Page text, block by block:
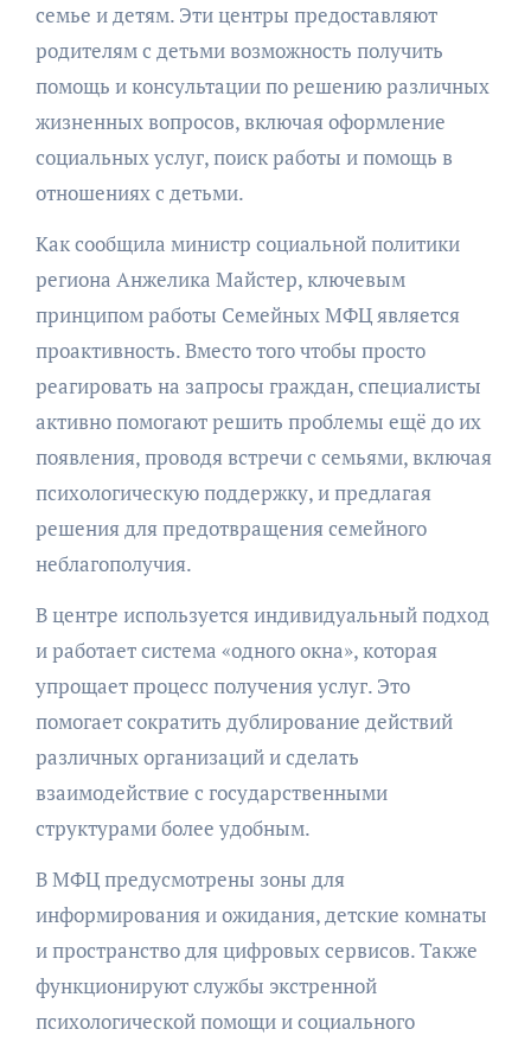
семье и детям. Эти центры предоставляют
родителям с детьми возможность получить
помощь и консультации по решению различных
жизненных вопросов, включая оформление
социальных услуг, поиск работы и помощь в
отношениях с детьми.
Как сообщила министр социальной политики
региона Анжелика Майстер, ключевым
принципом работы Семейных МФЦ является
проактивность. Вместо того чтобы просто
реагировать на запросы граждан, специалисты
активно помогают решить проблемы ещё до их
появления, проводя встречи с семьями, включая
психологическую поддержку, и предлагая
решения для предотвращения семейного
неблагополучия.
В центре используется индивидуальный подход
и работает система «одного окна», которая
упрощает процесс получения услуг. Это
помогает сократить дублирование действий
различных организаций и сделать
взаимодействие с государственными
структурами более удобным.
В МФЦ предусмотрены зоны для
информирования и ожидания, детские комнаты
и пространство для цифровых сервисов. Также
функционируют службы экстренной
психологической помощи и социального